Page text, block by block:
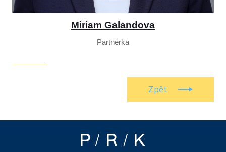
Miriam Galandova
Partnerka
Zpět